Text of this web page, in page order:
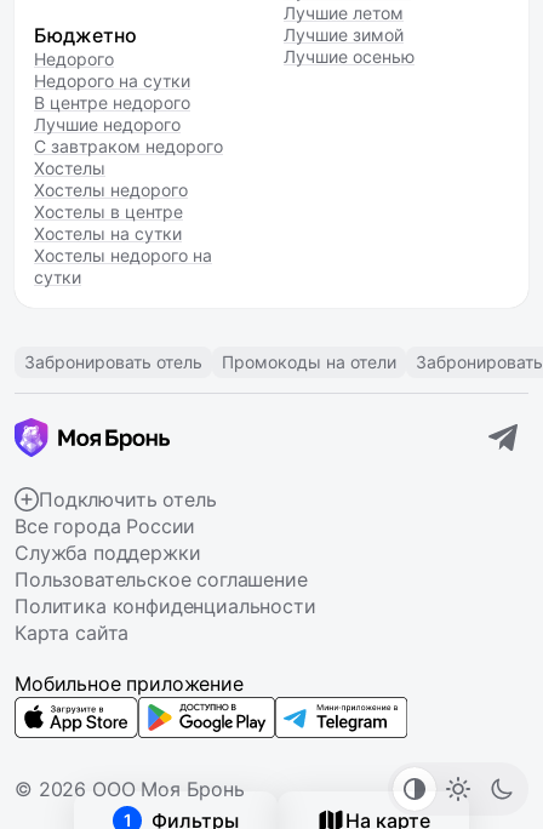
1 Фильтры На карте
Бюджетно
Недорого
Недорого на сутки
В центре недорого
Лучшие недорого
С завтраком недорого
Хостелы
Хостелы недорого
Хостелы в центре
Хостелы на сутки
Хостелы недорого на
сутки
Лучшие летом
Лучшие зимой
Лучшие осенью
Забронировать отель Промокоды на отели
Подключить отель
Все города России
Служба поддержки
Пользовательское соглашение
Политика конфиденциальности
Карта сайта
© 2026 ООО Моя Бронь
Мобильное приложение